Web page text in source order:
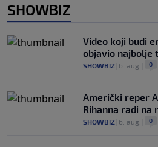
SHOWBIZ
Video koji budi
objavio najbolje
SHOWBIZ 6. aug. 0
Američki reper
Rihanna radi na
SHOWBIZ 6. aug. 0